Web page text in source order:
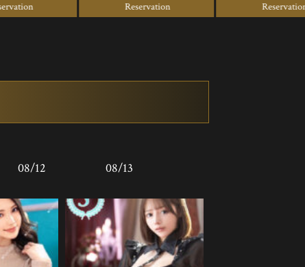
Reservation Reservation
08/12 08/13